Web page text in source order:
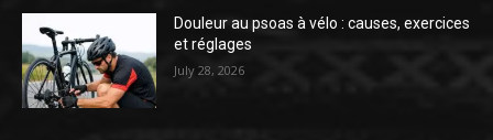
Douleur au psoas à vélo : causes, exercices
et réglages
July 28, 2026